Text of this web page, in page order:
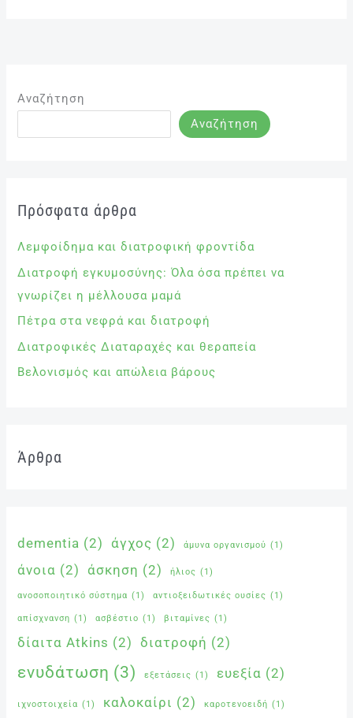
Αναζήτηση
Αναζήτηση
Πρόσφατα άρθρα
Λεμφοίδημα και διατροφική φροντίδα
Διατροφή εγκυμοσύνης: Όλα όσα πρέπει να
γνωρίζει η μέλλουσα μαμά
Πέτρα στα νεφρά και διατροφή
Διατροφικές Διαταραχές και θεραπεία
Βελονισμός και απώλεια βάρους
Άρθρα
dementia (2) άγχος (2) άμυνα οργανισμού (1)
άνοια (2) άσκηση (2) ήλιος (1)
ανοσοποιητικό σύστημα (1) αντιοξειδωτικές ουσίες (1)
απίσχνανση (1) ασβέστιο (1) βιταμίνες (1)
δίαιτα Atkins (2) διατροφή (2)
ενυδάτωση (3) εξετάσεις (1) ευεξία (2)
ιχνοστοιχεία (1) καλοκαίρι (2) καροτενοειδή (1)